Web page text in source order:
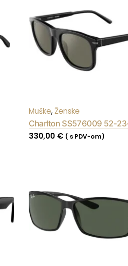
Muške,Ženske
Charlton SS576009 52-
330,00 € ( s PDV-om)